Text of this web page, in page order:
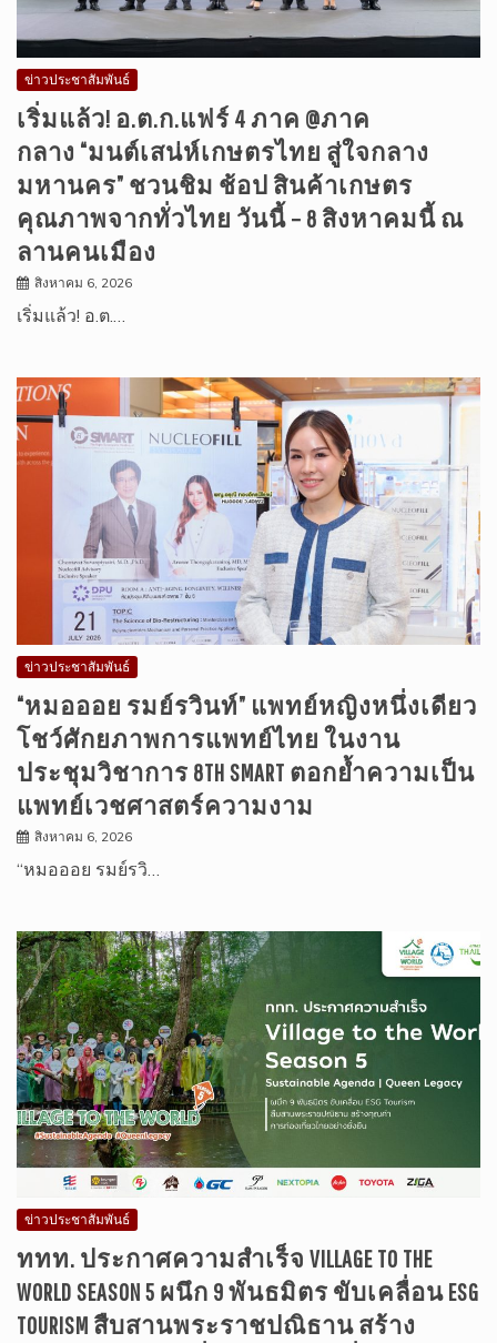
ข่าวประชาสัมพันธ์
เริ่มแล้ว! อ.ต.ก.แฟร์ 4 ภาค @ภาค
กลาง “มนต์เสน่ห์เกษตรไทย สู่ใจกลาง
มหานคร” ชวนชิม ช้อป สินค้าเกษตร
คุณภาพจากทั่วไทย วันนี้ – 8 สิงหาคมนี้ ณ
ลานคนเมือง
สิงหาคม 6, 2026
เริ่มแล้ว! อ.ต.…
ข่าวประชาสัมพันธ์
“หมอออย รมย์รวินท์” แพทย์หญิงหนึ่งเดียว
โชว์ศักยภาพการแพทย์ไทย ในงาน
ประชุมวิชาการ 8TH SMART ตอกย้ำความเป็น
แพทย์เวชศาสตร์ความงาม
สิงหาคม 6, 2026
“หมอออย รมย์รวิ…
ข่าวประชาสัมพันธ์
ททท. ประกาศความสำเร็จ VILLAGE TO THE
WORLD SEASON 5 ผนึก 9 พันธมิตร ขับเคลื่อน ESG
TOURISM สืบสานพระราชปณิธาน สร้าง